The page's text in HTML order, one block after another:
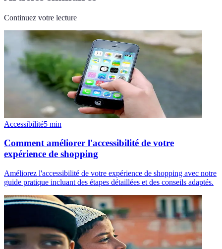
Continuez votre lecture
Accessibilité5 min
Comment améliorer l'accessibilité de votre
expérience de shopping
Améliorez l'accessibilité de votre expérience de shopping avec notre
guide pratique incluant des étapes détaillées et des conseils adaptés.